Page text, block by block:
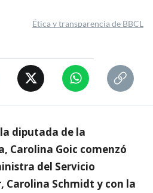
Ética y transparencia de BBCL
diputada de la
Carolina Goic comenzó
del Servicio
Carolina Schmidt y con la